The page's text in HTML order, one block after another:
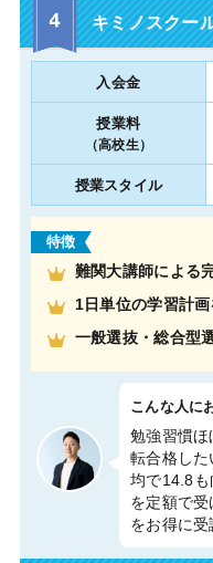
キミノスクー
入会金
授業料
（高校生）
授業スタイル
特徴
難関大講師による
1日単位の学習計
一般選抜・総合型
こんな人に
勉強習慣
転合格し
均で14.8も
を定額で
をお得に受